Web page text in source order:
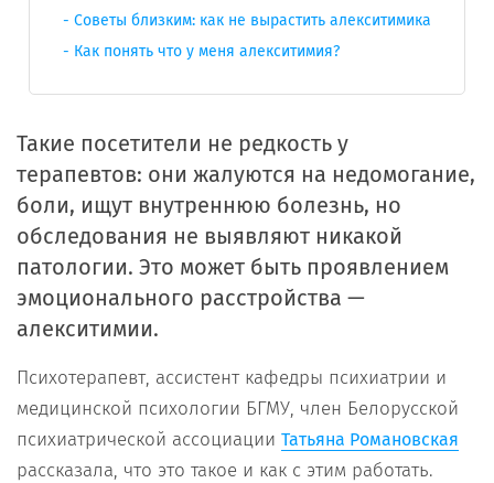
Советы близким: как не вырастить алекситимика
Как понять что у меня алекситимия?
Такие посетители не редкость у
терапевтов: они жалуются на недомогание,
боли, ищут внутреннюю болезнь, но
обследования не выявляют никакой
патологии. Это может быть проявлением
эмоционального расстройства —
алекситимии.
Психотерапевт, ассистент кафедры психиатрии и
медицинской психологии БГМУ, член Белорусской
психиатрической ассоциации Татьяна Романовская
рассказала, что это такое и как с этим работать.